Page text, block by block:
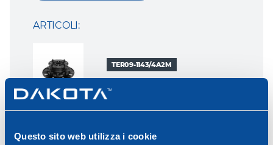
Questo sito web utilizza i cookie
ARTICOLI:
TER09-1143/4A2M